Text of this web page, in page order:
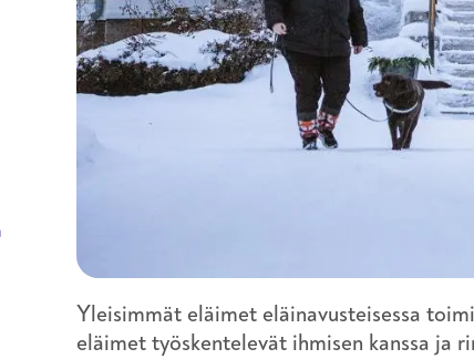
Yleisimmät eläimet eläinavusteisessa
eläimet työskentelevät ihmisen kanssa ja